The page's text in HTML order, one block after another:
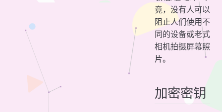
竟，没有人可以
阻止人们使用不
同的设备或老式
相机拍摄屏幕照
片。
加密密钥